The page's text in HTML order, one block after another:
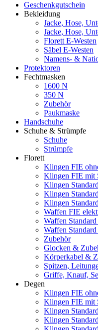
Geschenkgutschein
Bekleidung
Jacke, Hose,
Jacke, Hose,
Florett E-Westen
Säbel E-Westen
Namens- &
Protektoren
Fechtmasken
1600 N
350 N
Zubehör
Paukmaske
Handschuhe
Schuhe & Strümpfe
Schuhe
Strümpfe
Florett
Klingen FIE
Klingen FIE mit
Klingen
Klingen
Klingen
Waffen FIE
Waffen
Waffen
Zubehör
Glocken &
Körperkabel &
Spitzen,
Griffe, Knauf,
Degen
Klingen FIE
Klingen FIE mit
Klingen
Klingen